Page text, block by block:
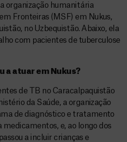
organização humanitária
Fronteiras (MSF) em Nukus,
no Uzbequistão. Abaixo, ela
com pacientes de tuberculose
a atuar em Nukus?
de TB no Caracalpaquistão
da Saúde, a organização
de diagnóstico e tratamento
medicamentos, e, ao longo dos
a incluir crianças e